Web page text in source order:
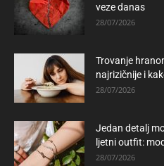
veze danas
28/07/2026
Trovanje
najrizičnije i
28/07/2026
Jedan detalj
ljetni outfit:
28/07/2026